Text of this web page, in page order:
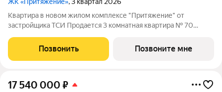
Квартира в новом жилом комплексе "Притяжение" от
застройщика ТСИ Продается 3 комнатная квартира № 70
дома. О КОМПЛЕКСЕ ЖК «Притяжение» это комфорт и
эстетика в каждом метре. Четыре дома
Позвонить Позвоните мне
17 540 000 ₽